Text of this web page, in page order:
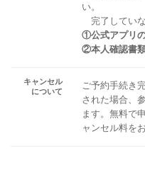
い。
完了していな
①公式アプリ
②本人確認書
キャンセル
について
ご予約手続き
された場合、
ます。無料で
ャンセル料を